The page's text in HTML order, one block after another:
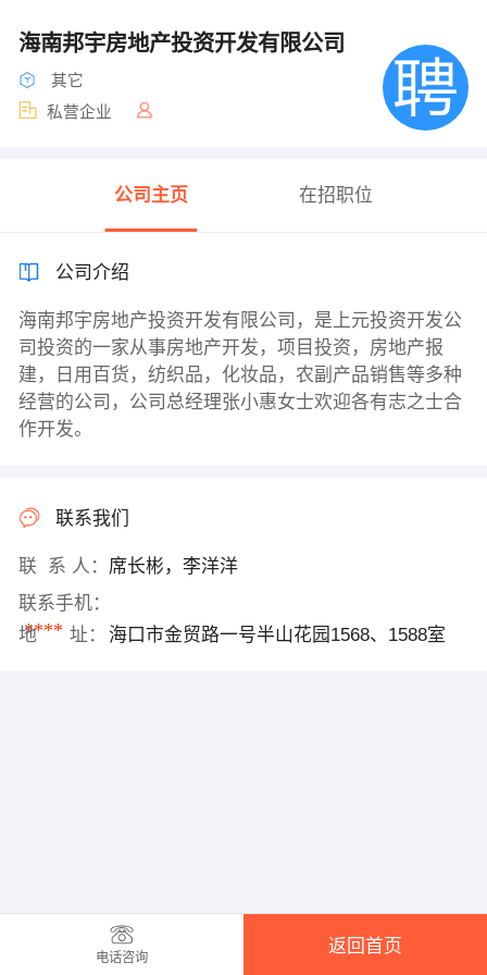
海南邦宇房地产投资开发有限公司
其它
私营企业
公司主页 在招职位
公司介绍
海南邦宇房地产投资开发有限公司，是上元投资开发公
司投资的一家从事房地产开发，项目投资，房地产报
建，日用百货，纺织品，化妆品，农副产品销售等多种
经营的公司，公司总经理张小惠女士欢迎各有志之士合
作开发。
联系我们
联 系 人： 席长彬，李洋洋
联系手机：
****
地 址： 海口市金贸路一号半山花园1568、1588室
电话咨询
返回首页